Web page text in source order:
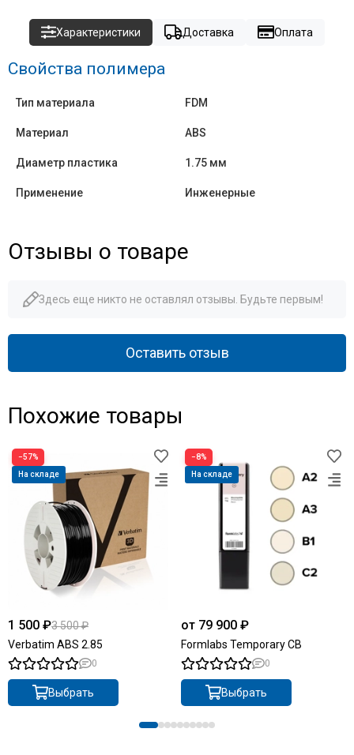
Характеристики Доставка Оплата
Свойства полимера
Тип материала FDM
Материал ABS
Диаметр пластика 1.75 мм
Применение Инженерные
Отзывы о товаре
Здесь еще никто не оставлял отзывы. Будьте первым!
Оставить отзыв
Похожие товары
−57%
На складе
1 500 ₽3 500 ₽
Verbatim ABS 2.85
0
Выбрать
−8%
На складе
от 79 900 ₽
Formlabs Temporary CB
0
Выбрать